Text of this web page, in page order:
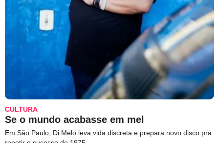
CULTURA
Se o mundo acabasse em mel
Em São Paulo, Di Melo leva vida discreta e prepara novo disco pra